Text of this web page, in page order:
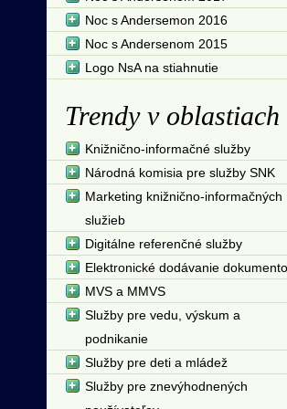
Noc s Andersemon 2016
Noc s Andersenom 2015
Logo NsA na stiahnutie
Trendy v oblastiach
Knižnično-informačné služby
Národná komisia pre služby SNK
Marketing knižnično-informačných
služieb
Digitálne referenčné služby
Elektronické dodávanie
MVS a MMVS
Služby pre vedu, výskum a
podnikanie
Služby pre deti a mládež
Služby pre znevýhodnených